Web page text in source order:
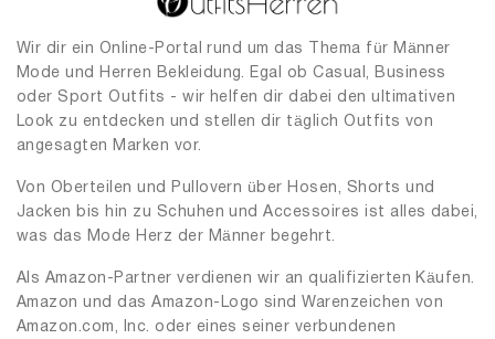
Wir dir ein Online-Portal rund um das Thema für Männer
Mode und Herren Bekleidung. Egal ob Casual, Business
oder Sport Outfits - wir helfen dir dabei den ultimativen
Look zu entdecken und stellen dir täglich Outfits von
angesagten Marken vor.
Von Oberteilen und Pullovern über Hosen, Shorts und
Jacken bis hin zu Schuhen und Accessoires ist alles dabei,
was das Mode Herz der Männer begehrt.
Als Amazon-Partner verdienen wir an qualifizierten Käufen.
Amazon und das Amazon-Logo sind Warenzeichen von
Amazon.com, Inc. oder eines seiner verbundenen